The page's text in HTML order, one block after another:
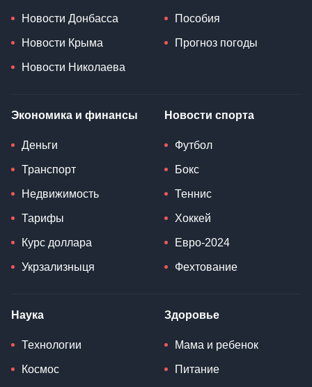
Новости Донбасса
Новости Крыма
Новости Николаева
Пособия
Прогноз погоды
Экономика и финансы
Деньги
Транспорт
Недвижимость
Тарифы
Курс доллара
Укрзализныця
Новости спорта
Футбол
Бокс
Теннис
Хоккей
Евро-2024
Фехтование
Наука
Технологии
Космос
Здоровье
Мама и ребенок
Питание